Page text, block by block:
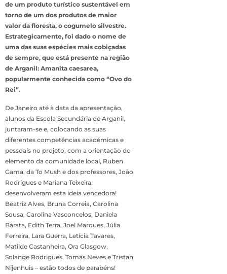
de um produto turístico sustentável em
torno de um dos produtos de maior
valor da floresta, o cogumelo silvestre.
Estrategicamente, foi dado o nome de
uma das suas espécies mais cobiçadas
de sempre, que está presente na região
de Arganil: Amanita caesarea,
popularmente conhecida como “Ovo do
Rei”.
De Janeiro até à data da apresentação,
alunos da Escola Secundária de Arganil,
juntaram-se e, colocando as suas
diferentes competências académicas e
pessoais no projeto, com a orientação do
elemento da comunidade local, Ruben
Gama, da To Mush e dos professores, João
Rodrigues e Mariana Teixeira,
desenvolveram esta ideia vencedora!
Beatriz Alves, Bruna Correia, Carolina
Sousa, Carolina Vasconcelos, Daniela
Barata, Edith Terra, Joel Marques, Júlia
Ferreira, Lara Guerra, Letícia Tavares,
Matilde Castanheira, Ora Glasgow,
Solange Rodrigues, Tomás Neves e Tristan
Nijenhuis – estão todos de parabéns!